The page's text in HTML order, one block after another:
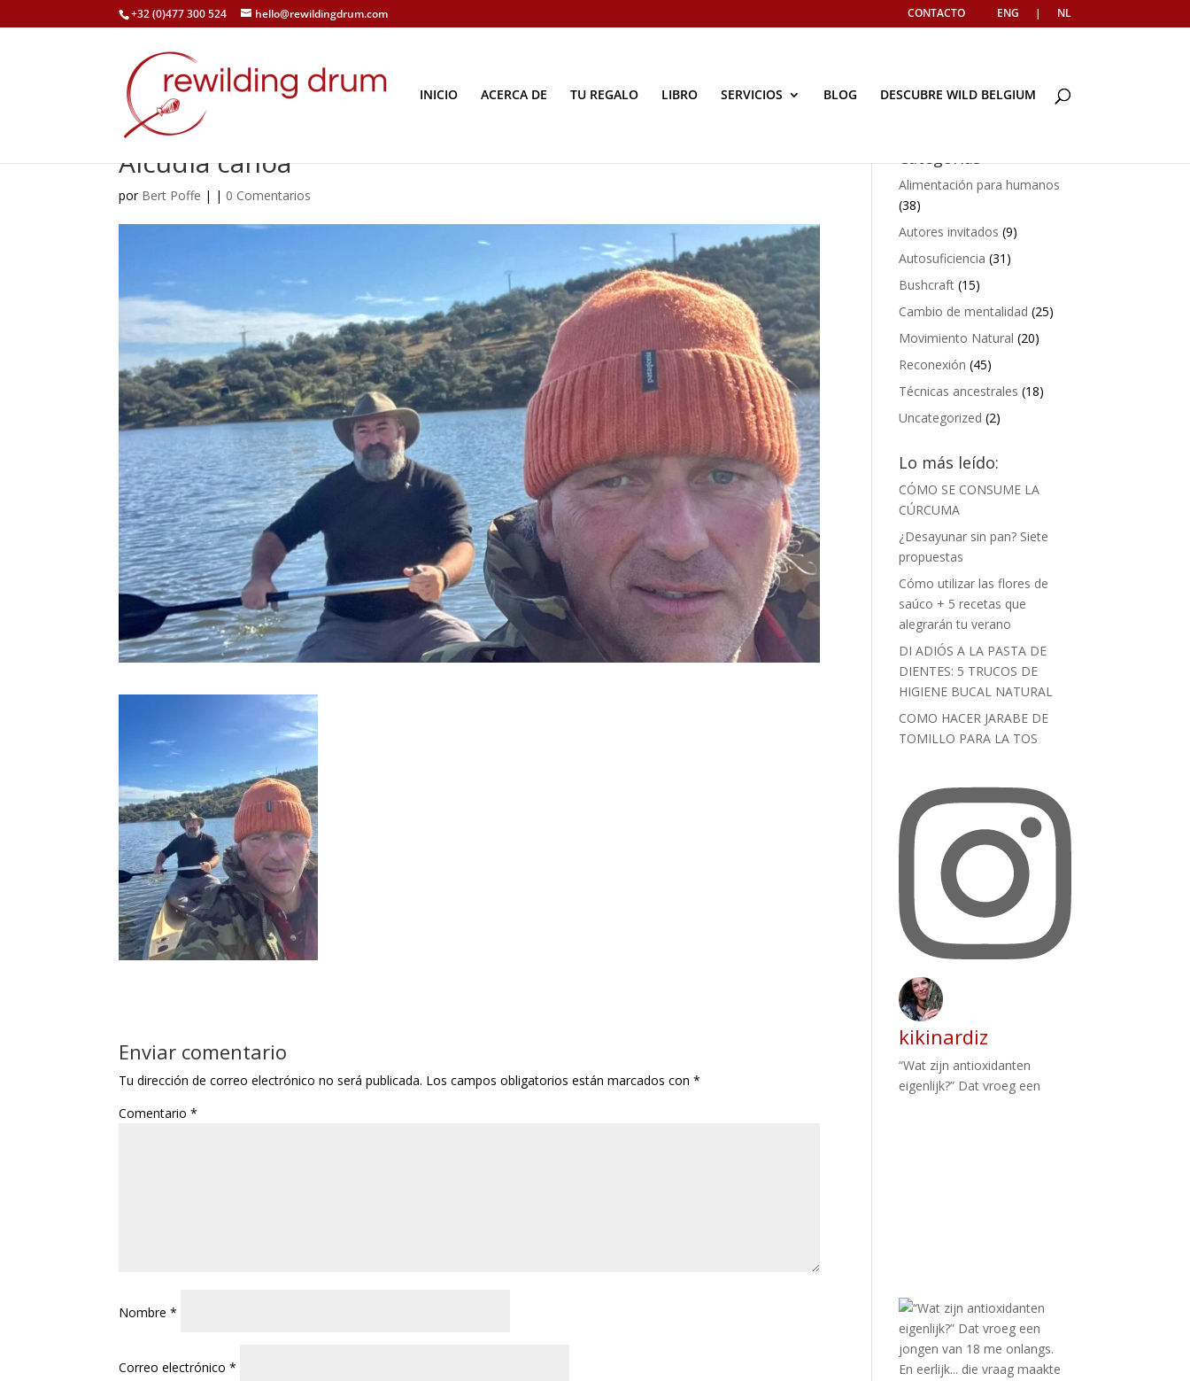
+32 (0)477 300 524 hello@rewildingdrum.com CONTACTO ENG | NL
INICIO ACERCA DE TU REGALO LIBRO SERVICIOS BLOG DESCUBRE WILD BELGIUM
Alcudia canoa
por Bert Poffe | | 0 Comentarios
Enviar comentario
Tu dirección de correo electrónico no será publicada. Los campos obligatorios están marcados con*
Comentario*
Nombre*
Correo electrónico*
Categorías
Alimentación para humanos
(38)
Autores invitados (9)
Autosuficiencia (31)
Bushcraft (15)
Cambio de mentalidad (25)
Movimiento Natural (20)
Reconexión (45)
Técnicas ancestrales (18)
Uncategorized (2)
Lo más leído:
CÓMO SE CONSUME LA
CÚRCUMA
¿Desayunar sin pan? Siete
propuestas
Cómo utilizar las flores de
saúco + 5 recetas que
alegrarán tu verano
DI ADIÓS A LA PASTA DE
DIENTES: 5 TRUCOS DE
HIGIENE BUCAL NATURAL
COMO HACER JARABE DE
TOMILLO PARA LA TOS
kikinardiz
“Wat zijn antioxidanten
eigenlijk?” Dat vroeg een